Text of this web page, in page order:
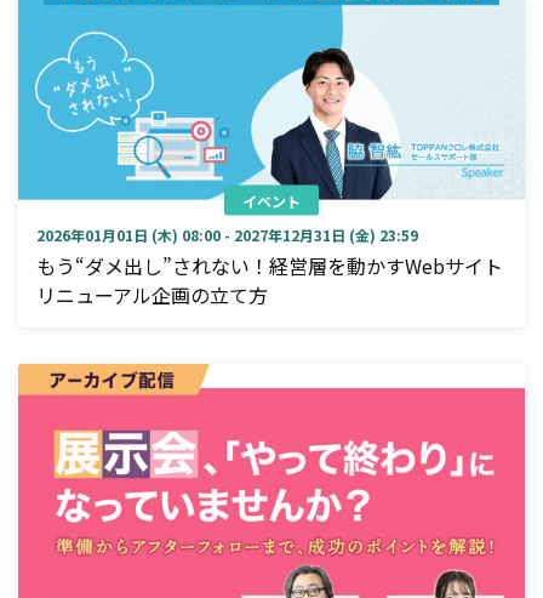
イベント
2026年01月01日 (木) 08:00 - 2027年12月31日 (金) 23:59
もう“ダメ出し”されない！経営層を動かすWebサイト
リニューアル企画の立て方